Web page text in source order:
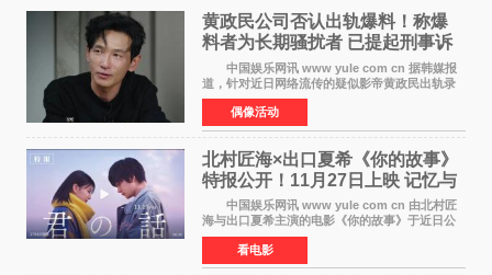
黄政民公司否认出轨爆料！称爆
料者为长期骚扰者 已提起刑事诉
中国娱乐网讯 www yule com cn 据韩媒报
道，针对近日网络流传的疑似影帝黄政民出轨录
音及短信爆料，黄政民所属经纪公司于今日正式
发表声明，明确否认相关传闻。 公司表示，
爆料者是一名长
偶像活动
北村匠海×出口夏希《你的故事》
特报公开！11月27日上映 记忆与
初恋的奇幻交织
中国娱乐网讯 www yule com cn 由北村匠
海与出口夏希主演的电影《你的故事》于近日公
开特报影像，正式定档11月27日上映。 本片
改编自三秋缒同名小说，编剧由曾执笔《孤独摇
滚！》的吉田惠
看电影